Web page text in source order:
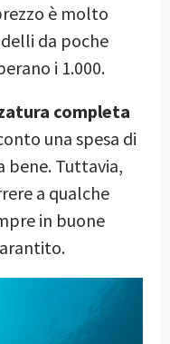
è molto
da poche
i 1.000.
completa
una spesa di
bene. Tuttavia,
a qualche
in buone